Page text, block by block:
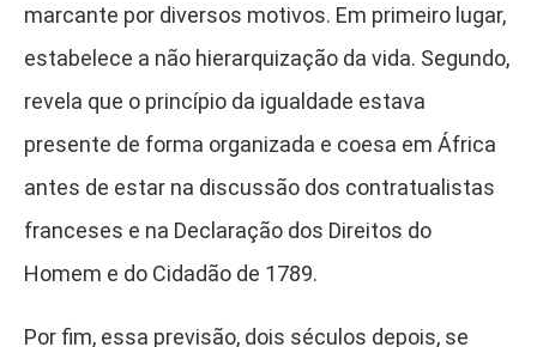
marcante por diversos motivos. Em primeiro lugar,
estabelece a não hierarquização da vida. Segundo,
revela que o princípio da igualdade estava
presente de forma organizada e coesa em África
antes de estar na discussão dos contratualistas
franceses e na Declaração dos Direitos do
Homem e do Cidadão de 1789.
Por fim, essa previsão, dois séculos depois, se